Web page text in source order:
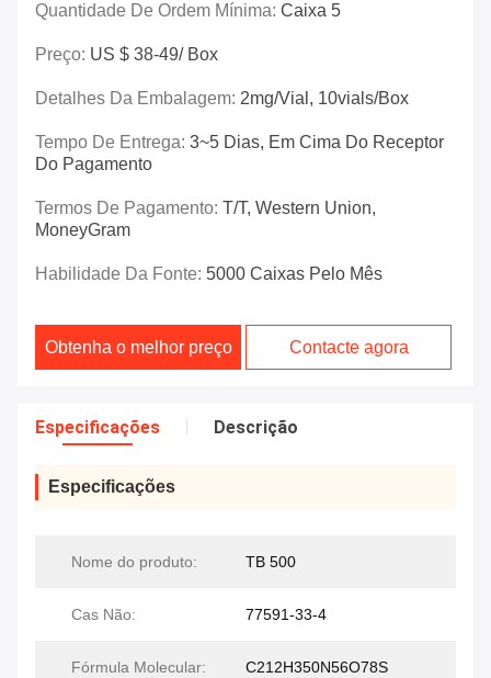
Quantidade De Ordem Mínima: Caixa 5
Preço: US $ 38-49/ Box
Detalhes Da Embalagem: 2mg/vial, 10vials/box
Tempo De Entrega: 3~5 Dias, Em Cima Do Receptor
Do Pagamento
Termos De Pagamento: T/T, Western Union,
MoneyGram
Habilidade Da Fonte: 5000 Caixas Pelo Mês
Obtenha o melhor preço Contacte agora
Especificações Descrição
Especificações
Nome do produto: TB 500
Cas Não: 77591-33-4
Fórmula Molecular: C212H350N56O78S